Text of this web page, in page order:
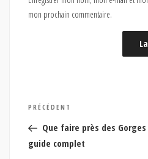
mon prochain commentaire.
Navigation
de
l’article
Article
précédent
PRÉCÉDENT
Que faire près des
guide complet